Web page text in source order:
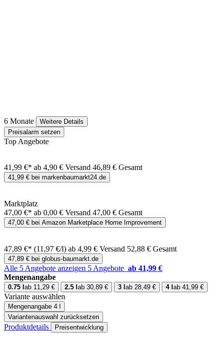
6 Monate
Weitere Details
Preisalarm setzen
Top Angebote
41,99 €* ab 4,90 € Versand 46,89 € Gesamt
41,99 € bei markenbaumarkt24.de
Marktplatz
47,00 €* ab 0,00 € Versand 47,00 € Gesamt
47,00 € bei Amazon Marketplace Home Improvement
47,89 €* (11,97 €/l) ab 4,99 € Versand 52,88 € Gesamt
47,89 € bei globus-baumarkt.de
Alle 5 Angebote anzeigen 5 Angebote ab 41,99 €
Mengenangabe
0.75 l ab 11,29 € 2.5 l ab 30,89 € 3 l ab 28,49 € 4 l ab 41,99 €
Variante auswählen
Mengenangabe 4 l
Variantenauswahl zurücksetzen
Produktdetails Preisentwicklung